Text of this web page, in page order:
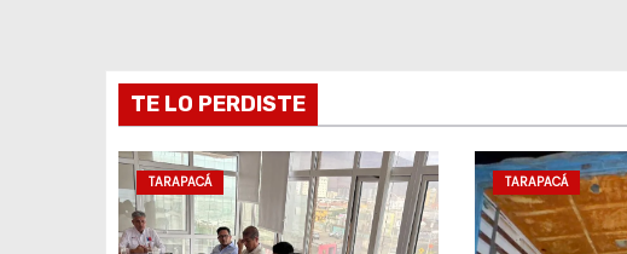
e
e
n
t
TE LO PERDISTE
TARAPACÁ TARAPACÁ